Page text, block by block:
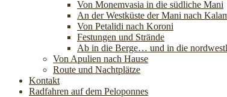
Von Monemvasia in die südliche Mani
An der Westküste der Mani nach
Von Petalidi nach Koroni
Festungen und Strände
Ab in die Berge… und in die
Von Apulien nach Hause
Route und Nachtplätze
Kontakt
Radfahren auf dem Peloponnes